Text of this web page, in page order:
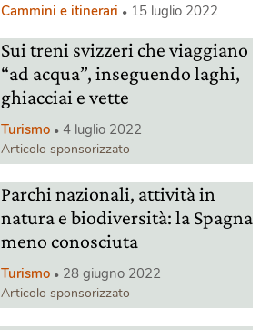
Cammini e itinerari 15 luglio 2022
Sui treni svizzeri che viaggiano
“ad acqua”, inseguendo laghi,
ghiacciai e vette
Turismo 4 luglio 2022
Articolo sponsorizzato
Parchi nazionali, attività in
natura e biodiversità: la Spagna
meno conosciuta
Turismo 28 giugno 2022
Articolo sponsorizzato